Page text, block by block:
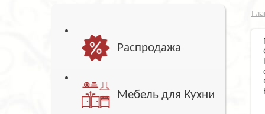
Распродажа
Мебель для Кухни